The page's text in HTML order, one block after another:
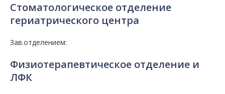
Стоматологическое отделение
гериатрического центра
Зав.отделением:
Физиотерапевтическое отделение и
ЛФК